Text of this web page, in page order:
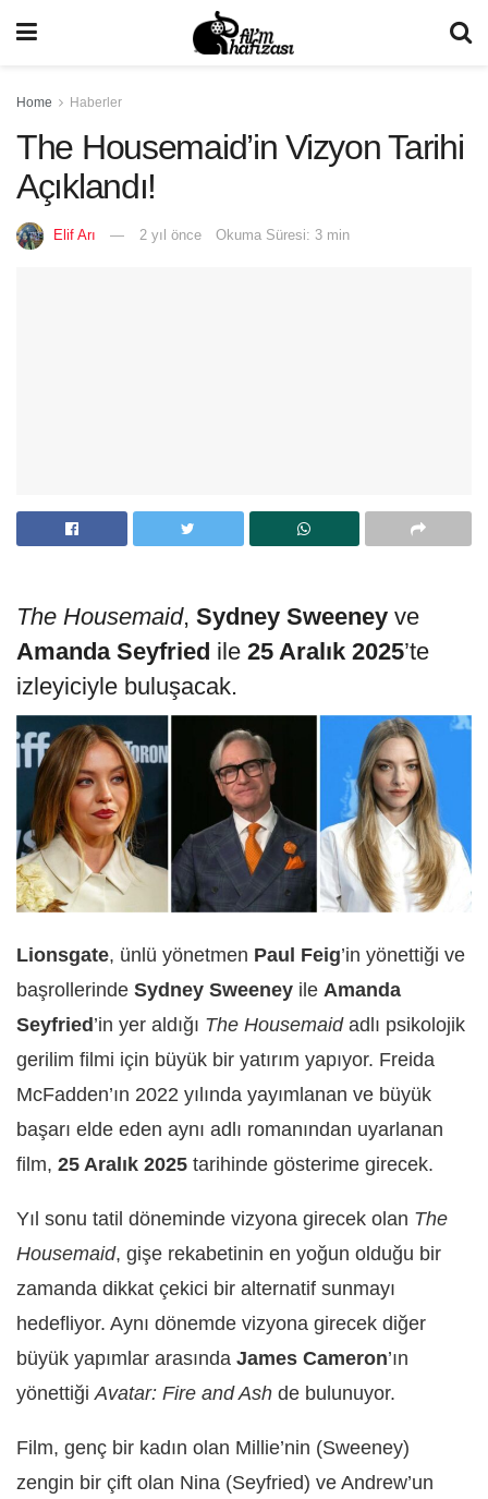
Home Haberler
The Housemaid’in Vizyon Tarihi
Açıklandı!
Elif Arı 2 yıl önce Okuma Süresi: 3 min
The Housemaid, Sydney Sweeney ve
Amanda Seyfried ile 25 Aralık 2025’te
izleyiciyle buluşacak.
Lionsgate, ünlü yönetmen Paul Feig’in yönettiği ve
başrollerinde Sydney Sweeney ile Amanda
Seyfried’in yer aldığı The Housemaidadlı psikolojik
gerilim filmi için büyük bir yatırım yapıyor. Freida
McFadden’ın 2022 yılında yayımlanan ve büyük
başarı elde eden aynı adlı romanından uyarlanan
film, 25 Aralık 2025 tarihinde gösterime girecek.
Yıl sonu tatil döneminde vizyona girecek olan The
Housemaid, gişe rekabetinin en yoğun olduğu bir
zamanda dikkat çekici bir alternatif sunmayı
hedefliyor. Aynı dönemde vizyona girecek diğer
büyük yapımlar arasında James Cameron’ın
yönettiği Avatar: Fire and Ash de bulunuyor.
Film, genç bir kadın olan Millie’nin (Sweeney)
zengin bir çift olan Nina (Seyfried) ve Andrew’un